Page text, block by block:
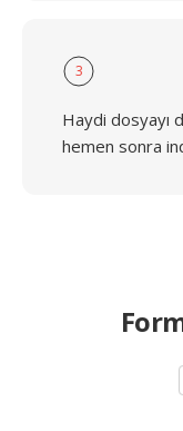
3
Haydi dosyayı
hemen sonra